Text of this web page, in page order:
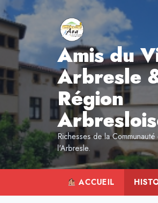
Aller
au
contenu
Amis du
Arbresle
Région
Richesses de la
l'Arbresle.
ACCUEIL